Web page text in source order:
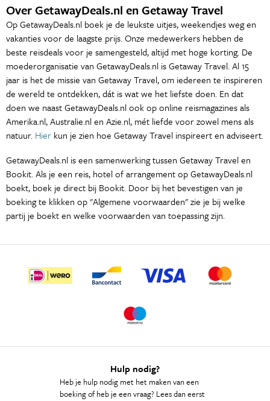
Over GetawayDeals.nl en Getaway Travel
Op GetawayDeals.nl boek je de leukste uitjes, weekendjes weg en
vakanties voor de laagste prijs. Onze medewerkers hebben de
beste reisdeals voor je samengesteld, altijd met hoge korting. De
moederorganisatie van GetawayDeals.nl is Getaway Travel. Al 15
jaar is het de missie van Getaway Travel, om iedereen te inspireren
de wereld te ontdekken, dát is wat we het liefste doen. En dat
doen we naast GetawayDeals.nl ook op online reismagazines als
Amerika.nl, Australie.nl en Azie.nl, mét liefde voor zowel mens als
natuur. Hier kun je zien hoe Getaway Travel inspireert en adviseert.
GetawayDeals.nl is een samenwerking tussen Getaway Travel en
Bookit. Als je een reis, hotel of arrangement op GetawayDeals.nl
boekt, boek je direct bij Bookit. Door bij het bevestigen van je
boeking te klikken op "Algemene voorwaarden" zie je bij welke
partij je boekt en welke voorwaarden van toepassing zijn.
Hulp nodig?
Heb je hulp nodig met het maken van een
boeking of heb je een vraag? Lees dan eerst